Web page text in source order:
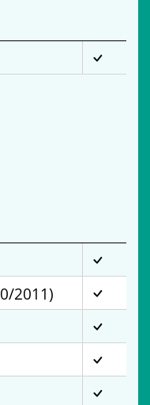
2011)